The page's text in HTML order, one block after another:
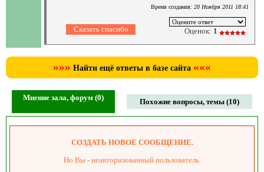
Время создания: 20 Ноября 2011 18:41
Оценок: 1
»»» Найти ещё ответы в базе сайта «««
Мнение зала, форум (0) Похожие вопросы, темы (10)
СОЗДАТЬ НОВОЕ СООБЩЕНИЕ.
Но Вы - неавторизованный пользователь.